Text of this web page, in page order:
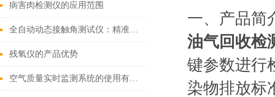
病害肉检测仪的应用范围
全自动动态接触角测试仪：精准量化表面润湿性
残氧仪的产品优势
空气质量实时监测系统的使用有何意义
一、产品简
油气回收检
键参数进行
染物排放标